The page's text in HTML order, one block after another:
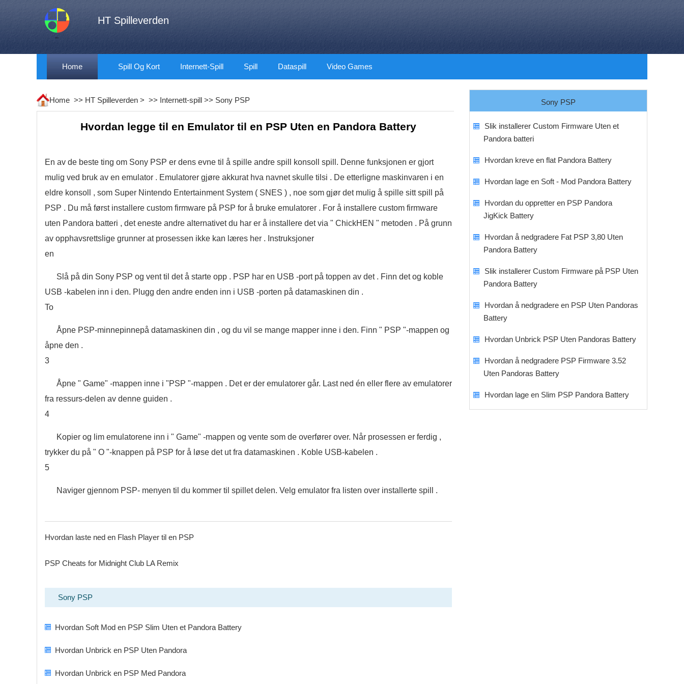
HT Spilleverden
Home Spill Og Kort Internett-Spill Spill Dataspill Video Games
Home >> HT Spilleverden > >> Internett-spill >> Sony PSP
Hvordan legge til en Emulator til en PSP Uten en Pandora Battery
En av de beste ting om Sony PSP er dens evne til å spille andre spill konsoll spill. Denne funksjonen er gjort
mulig ved bruk av en emulator . Emulatorer gjøre akkurat hva navnet skulle tilsi . De etterligne maskinvaren i en
eldre konsoll , som Super Nintendo Entertainment System ( SNES ) , noe som gjør det mulig å spille sitt spill på
PSP . Du må først installere custom firmware på PSP for å bruke emulatorer . For å installere custom firmware
uten Pandora batteri , det eneste andre alternativet du har er å installere det via " ChickHEN " metoden . På grunn
av opphavsrettslige grunner at prosessen ikke kan læres her . Instruksjoner
en
Slå på din Sony PSP og vent til det å starte opp . PSP har en USB -port på toppen av det . Finn det og koble
USB -kabelen inn i den. Plugg den andre enden inn i USB -porten på datamaskinen din .
To
Åpne PSP-minnepinnepå datamaskinen din , og du vil se mange mapper inne i den. Finn " PSP "-mappen og
åpne den .
3
Åpne " Game" -mappen inne i "PSP "-mappen . Det er der emulatorer går. Last ned én eller flere av emulatorer
fra ressurs-delen av denne guiden .
4
Kopier og lim emulatorene inn i " Game" -mappen og vente som de overfører over. Når prosessen er ferdig ,
trykker du på " O "-knappen på PSP for å løse det ut fra datamaskinen . Koble USB-kabelen .
5
Naviger gjennom PSP- menyen til du kommer til spillet delen. Velg emulator fra listen over installerte spill .
Hvordan laste ned en Flash Player til en PSP
PSP Cheats for Midnight Club LA Remix
Sony PSP
Hvordan Soft Mod en PSP Slim Uten et Pandora Battery
Hvordan Unbrick en PSP Uten Pandora
Hvordan Unbrick en PSP Med Pandora
Sony PSP
Slik installerer Custom Firmware Uten et
Pandora batteri
Hvordan kreve en flat Pandora Battery
Hvordan lage en Soft - Mod Pandora Battery
Hvordan du oppretter en PSP Pandora
JigKick Battery
Hvordan å nedgradere Fat PSP 3,80 Uten
Pandora Battery
Slik installerer Custom Firmware på PSP Uten
Pandora Battery
Hvordan å nedgradere en PSP Uten Pandoras
Battery
Hvordan Unbrick PSP Uten Pandoras Battery
Hvordan å nedgradere PSP Firmware 3.52
Uten Pandoras Battery
Hvordan lage en Slim PSP Pandora Battery